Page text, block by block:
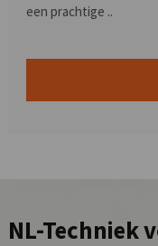
een prachtige ..
NL-Techniek